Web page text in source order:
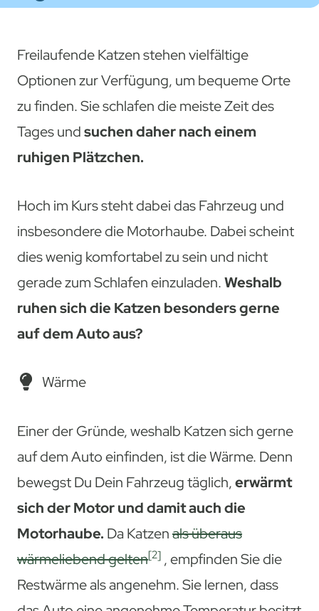
Freilaufende Katzen stehen vielfältige
Optionen zur Verfügung, um bequeme Orte
zu finden. Sie schlafen die meiste Zeit des
Tages undsuchen daher nach einem
ruhigen Plätzchen.
Hoch im Kurs steht dabei das Fahrzeug und
insbesondere die Motorhaube. Dabei scheint
dies wenig komfortabel zu sein und nicht
gerade zum Schlafen einzuladen.Weshalb
ruhen sich die Katzen besonders gerne
auf dem Auto aus?
Wärme
Einer der Gründe, weshalb Katzen sich gerne
auf dem Auto einfinden, ist die Wärme. Denn
bewegst Du Dein Fahrzeug täglich,erwärmt
sich der Motor und damit auch die
Motorhaube. Da Katzenals überaus
wärmeliebend gelten[2] , empfinden Sie die
Restwärme als angenehm. Sie lernen, dass